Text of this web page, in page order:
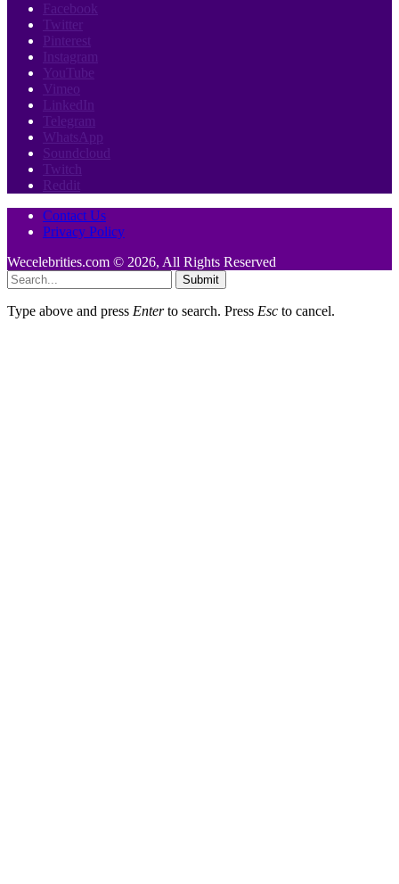
Facebook
Twitter
Pinterest
Instagram
YouTube
Vimeo
LinkedIn
Telegram
WhatsApp
Soundcloud
Twitch
Reddit
Contact Us
Privacy Policy
Wecelebrities.com © 2026, All Rights Reserved
Submit
Type above and press Enterto search. Press Esc to cancel.